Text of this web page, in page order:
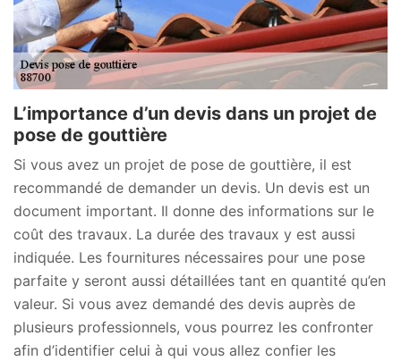
L’importance d’un devis dans un projet de
pose de gouttière
Si vous avez un projet de pose de gouttière, il est
recommandé de demander un devis. Un devis est un
document important. Il donne des informations sur le
coût des travaux. La durée des travaux y est aussi
indiquée. Les fournitures nécessaires pour une pose
parfaite y seront aussi détaillées tant en quantité qu’en
valeur. Si vous avez demandé des devis auprès de
plusieurs professionnels, vous pourrez les confronter
afin d’identifier celui à qui vous allez confier les